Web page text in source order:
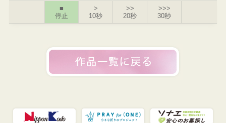
■
停止
>
10秒
>>
20秒
>>>
30秒